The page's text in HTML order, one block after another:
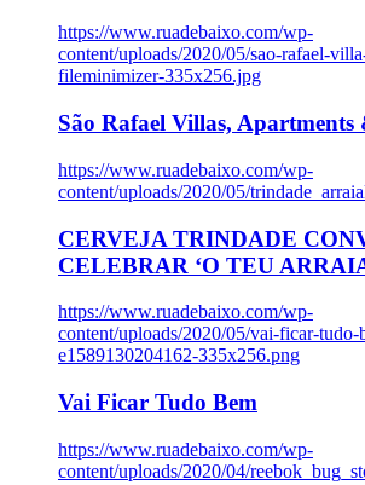
https://www.ruadebaixo.com/wp-
content/uploads/2020/05/sao-rafael-
fileminimizer-335x256.jpg
São Rafael Villas, Apartments
https://www.ruadebaixo.com/wp-
content/uploads/2020/05/
CERVEJA TRINDADE
CELEBRAR ‘O TEU
https://www.ruadebaixo.com/wp-
content/uploads/2020/05/vai-ficar-tudo-
e1589130204162-335x256.png
Vai Ficar Tudo Bem
https://www.ruadebaixo.com/wp-
content/uploads/2020/04/